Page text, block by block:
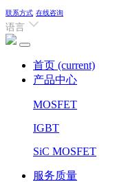
联系方式 在线咨询
语言
首页 (current)
产品中心
MOSFET
IGBT
SiC MOSFET
服务质量